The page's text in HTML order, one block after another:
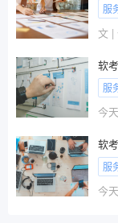
服
软
服
服